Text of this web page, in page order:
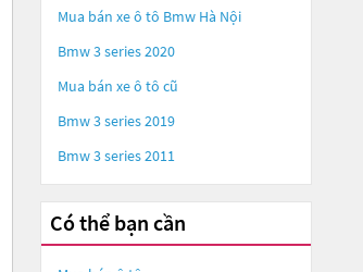
Mua bán xe ô tô Bmw Hà Nội
Bmw 3 series 2020
Mua bán xe ô tô cũ
Bmw 3 series 2019
Bmw 3 series 2011
Có thể bạn cần